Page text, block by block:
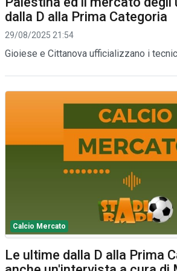
dalla D alla Prima Categoria
29/08/2025 21:54
Gioiese e Cittanova ufficializzano i
Calcio Mercato
Le ultime dalla D alla Prima